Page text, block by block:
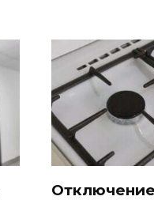
Отключение